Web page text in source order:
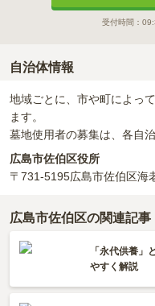
受付時間：
自治体情報
地域ごとに、市や町によっ
ます。
墓地使用者の募集は、各自
広島市佐伯区役所
〒731-5195広島市佐伯区海
広島市佐伯区の関連記事
「永代供養」
やすく解説